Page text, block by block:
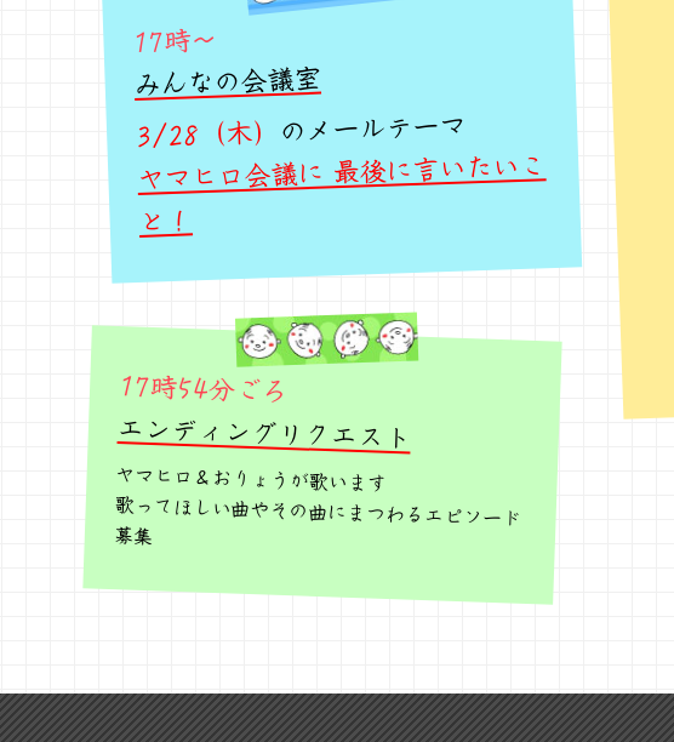
17時～
みんなの会議室
3/28（木） のメールテーマ
ヤマヒロ会議に 最後に言いたいこ
と！
17時54分ごろ
エンディングリクエスト
ヤマヒロ＆おりょうが歌います
歌ってほしい曲やその曲にまつわるエピソード
募集